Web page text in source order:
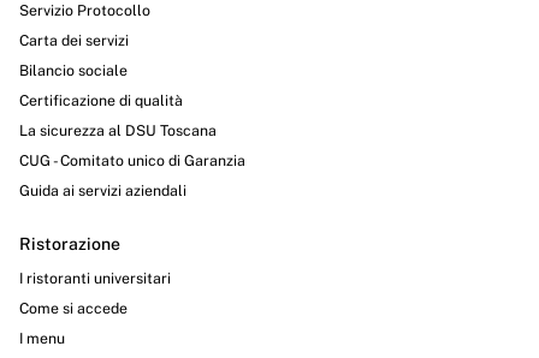
Servizio Protocollo
Carta dei servizi
Bilancio sociale
Certificazione di qualità
La sicurezza al DSU Toscana
CUG - Comitato unico di Garanzia
Guida ai servizi aziendali
Ristorazione
I ristoranti universitari
Come si accede
I menu